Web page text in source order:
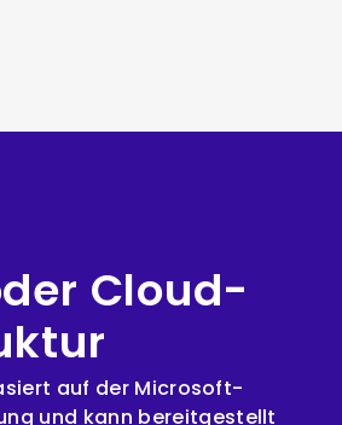
Cloud-
auf der Microsoft-
und kann bereitgestellt